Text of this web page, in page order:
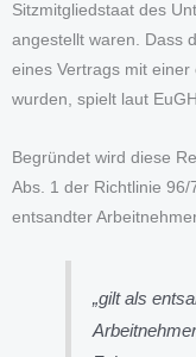
Sitzmitgliedstaat des
angestellt waren. Dass
eines Vertrags mit
wurden, spielt laut
Begründet wird diese
Abs. 1 der Richtlinie
entsandter
„gilt als